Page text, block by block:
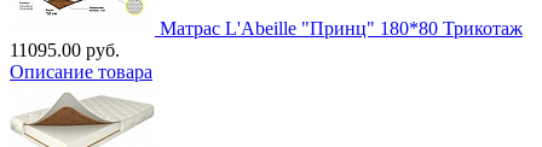
Матрас L'Abeille "Принц" 180*80 Трикотаж
11095.00 руб.
Описание товара